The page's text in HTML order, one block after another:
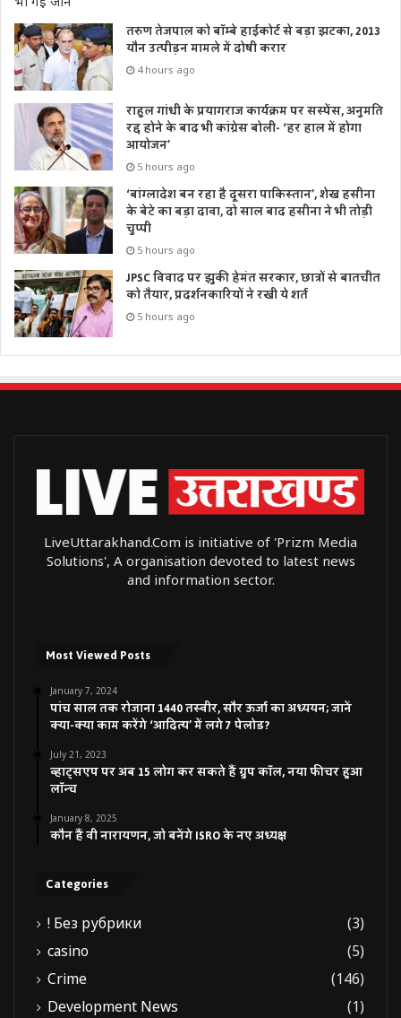
से गांव व शहर के आधे से अधिक विवाद समाप्त हो जाएंगे।
मुख्यमंत्री जी ने प्रधानमंत्री जी का आभार व्यक्त करते हुए कहा कि गांवों में
आबादी की भूमि से सम्बन्धित मामलों के निस्तारण करने के लिए घरौनी
की व्यवस्था की गई है। ग्रामीण आबादी की मैपिंग ड्रोन से कराकर
सम्बन्धित व्यक्ति का नाम राजस्व अभिलेख में दर्ज कराया जा रहा है।
घरौनी से व्यक्ति अपनी भूमि पर बैंक से लोन आदि के माध्यम से कारोबार
तथा आय को बढ़ा सकता है। उत्तर प्रदेश घरौनी के मामले में आज देश में
नम्बर एक है।
कार्यक्रम को सम्बोधित करते हुए राजस्व राज्यमंत्री श्री छत्रपाल सिंह
गंगवार ने कहा कि नायब तहसीलदार राजस्व प्रशासन की रीढ़ होते हैं। यह
जनता, कर्मचारियों एवं अधिकारियों के बीच एक महत्वपूर्ण कड़ी होती
है। नायब तहसीलदार के द्वारा भूमि सम्बन्धित विवाद, गरीब एवं भूमिहीन
सम्बन्धित कार्य किये जाते हैं। उन्होंने कहा कि मुख्यमंत्री जी के नेतृत्व व
मुख्यधारा में शामिल किया गया है। इससे वन ग्राम के निवासियों को
को राजस्व परिषद के अध्यक्ष श्री मुकुल सिंघल ने भी सम्बोधित किया।
सूचना एवं एम0एस0एम0ई0 श्री नवनीत सहगल, अपर मुख्य सचिव
राजस्व श्री मनोज कुमार सिंह, राहत आयुक्त श्री रणवीर प्रसाद सहित
तरुण तेजपाल को बॉम्बे हाईकोर्ट से बड़ा झटका, 2013
यौन उत्पीड़न मामले में दोषी करार
4 hours ago
राहुल गांधी के प्रयागराज कार्यक्रम पर सस्पेंस, अनुमति
रद्द होने के बाद भी कांग्रेस बोली- ‘हर हाल में होगा
आयोजन’
5 hours ago
‘बांग्लादेश बन रहा है दूसरा पाकिस्तान’, शेख हसीना
के बेटे का बड़ा दावा, दो साल बाद हसीना ने भी तोड़ी
चुप्पी
5 hours ago
JPSC विवाद पर झुकी हेमंत सरकार, छात्रों से बातचीत
को तैयार, प्रदर्शनकारियों ने रखी ये शर्त
5 hours ago
LiveUttarakhand.Com is initiative of 'Prizm Media
Solutions', A organisation devoted to latest news
and information sector.
Most Viewed Posts
January 7, 2024
पांच साल तक रोजाना 1440 तस्वीर, सौर ऊर्जा का अध्ययन; जानें
क्या-क्या काम करेंगे ‘आदित्य’ में लगे 7 पेलोड?
July 21, 2023
व्हाट्सएप पर अब 15 लोग कर सकते हैं ग्रुप कॉल, नया फीचर हुआ
लॉन्च
January 8, 2025
कौन हैं वी नारायणन, जो बनेंगे ISRO के नए अध्यक्ष
Categories
! Без рубрики
(3)
casino
(5)
Crime
(146)
Development News
(1)